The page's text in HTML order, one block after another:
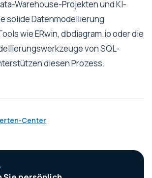
Warehouse-Projekten und KI-
solide Datenmodellierung
wie ERwin, dbdiagram.io oder die
von SQL-
diesen Prozess.
Center